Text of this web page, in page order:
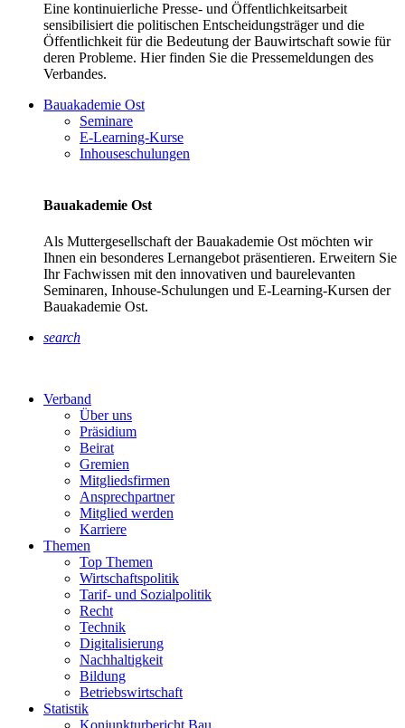
Eine kontinuierliche Presse- und Öffentlichkeitsarbeit
sensibilisiert die politischen Entscheidungsträger und die
Öffentlichkeit für die Bedeutung der Bauwirtschaft sowie für
deren Probleme. Hier finden Sie die Pressemeldungen des
Verbandes.
Bauakademie Ost
Seminare
E-Learning-Kurse
Inhouseschulungen
Bauakademie Ost
Als Muttergesellschaft der Bauakademie Ost möchten wir
Ihnen ein besonderes Lernangebot präsentieren. Erweitern Sie
Ihr Fachwissen mit den innovativen und baurelevanten
Seminaren, Inhouse-Schulungen und E-Learning-Kursen der
Bauakademie Ost.
search
Verband
Über uns
Präsidium
Beirat
Gremien
Mitgliedsfirmen
Ansprechpartner
Mitglied werden
Karriere
Themen
Top Themen
Wirtschaftspolitik
Tarif- und Sozialpolitik
Recht
Technik
Digitalisierung
Nachhaltigkeit
Bildung
Betriebswirtschaft
Statistik
Konjunkturbericht Bau